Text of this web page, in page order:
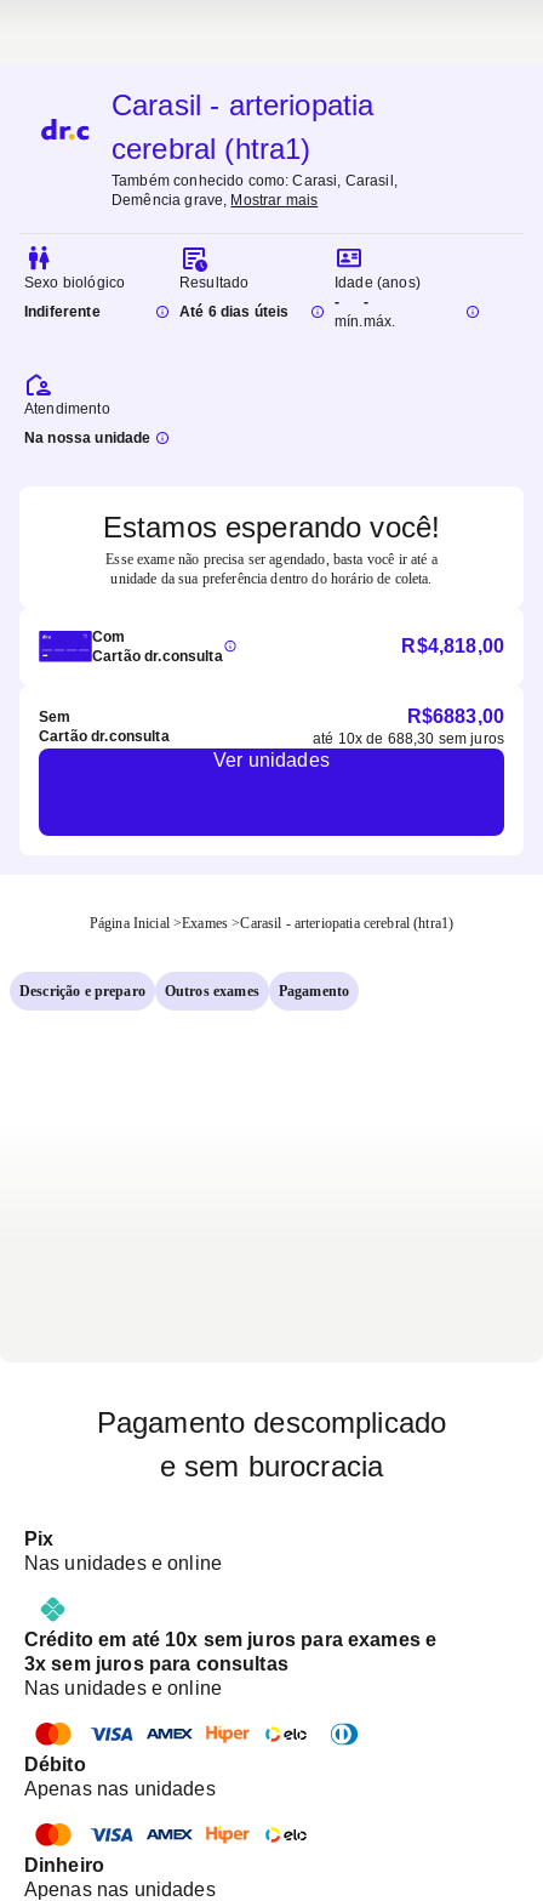
Carasil - arteriopatia
cerebral (htra1)
Também conhecido como:Carasi, Carasil,
Demência grave, Mostrar mais
Sexo biológico
Indiferente
Resultado
Até 6 dias úteis
Idade (anos)
-
mín.
-
máx.
Atendimento
Na nossa unidade
Estamos esperando você!
Esse exame não precisa ser agendado, basta você ir até a
unidade da sua preferência dentro do horário de coleta.
Com
Cartão dr.consulta
R$4,818,00
Sem
Cartão dr.consulta
R$6883,00
até 10x de 688,30 sem juros
Ver unidades
Página Inicial >Exames >Carasil - arteriopatia cerebral (htra1)
Descrição e preparo Outros exames Pagamento
Pagamento descomplicado
e sem burocracia
Pix
Nas unidades e online
Crédito em até 10x sem juros para exames e
3x sem juros para consultas
Nas unidades e online
Débito
Apenas nas unidades
Dinheiro
Apenas nas unidades